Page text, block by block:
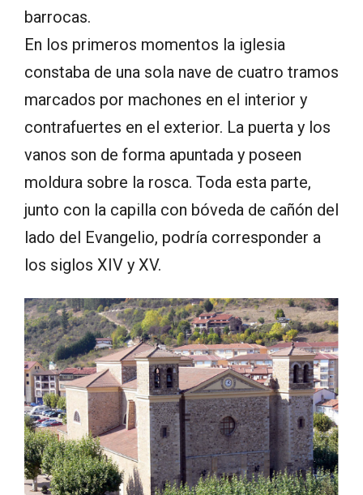
barrocas.
En los primeros momentos la iglesia
constaba de una sola nave de cuatro tramos
marcados por machones en el interior y
contrafuertes en el exterior. La puerta y los
vanos son de forma apuntada y poseen
moldura sobre la rosca. Toda esta parte,
junto con la capilla con bóveda de cañón del
lado del Evangelio, podría corresponder a
los siglos XIV y XV.